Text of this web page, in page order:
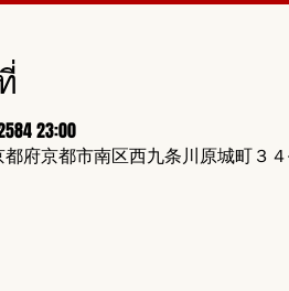
23:00
都府京都市南区西九条川原城町３